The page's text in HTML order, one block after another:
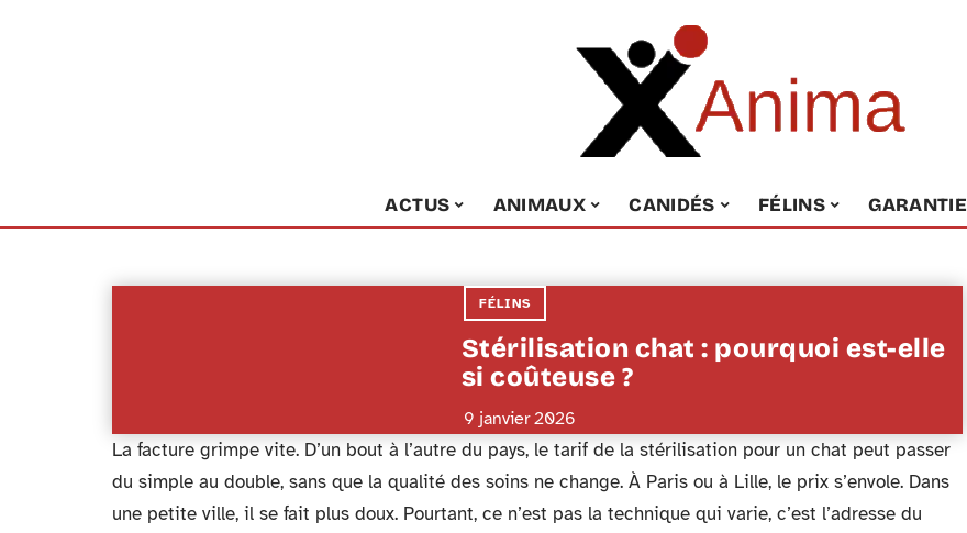
ACTUS ANIMAUX CANIDÉS FÉLINS GARANTIE
FÉLINS
Stérilisation chat : pourquoi est-elle
si coûteuse ?
9 janvier 2026
La facture grimpe vite. D’un bout à l’autre du pays, le tarif de la stérilisation pour un chat peut passer
du simple au double, sans que la qualité des soins ne change. À Paris ou à Lille, le prix s’envole. Dans
une petite ville, il se fait plus doux. Pourtant, ce n’est pas la technique qui varie, c’est l’adresse du